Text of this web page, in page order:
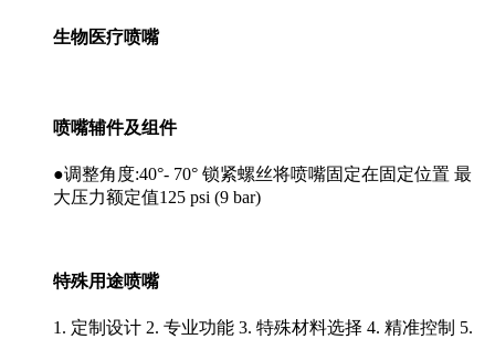
生物医疗喷嘴
喷嘴辅件及组件
●调整角度:40°- 70° 锁紧螺丝将喷嘴固定在固定位置 最
大压力额定值125 psi (9 bar)
特殊用途喷嘴
1. 定制设计 2. 专业功能 3. 特殊材料选择 4. 精准控制 5.